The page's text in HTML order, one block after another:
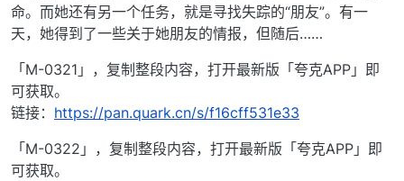
命。而她还有另一个任务，就是寻找失踪的“朋友”。有一
天，她得到了一些关于她朋友的情报，但随后……
「M-0321」，复制整段内容，打开最新版「夸克APP」即
可获取。
链接： https://pan.quark.cn/s/f16cff531e33
「M-0322」，复制整段内容，打开最新版「夸克APP」即
可获取。